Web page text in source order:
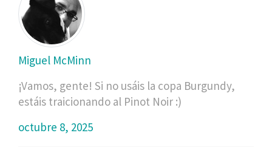
Miguel McMinn
¡Vamos, gente! Si no usáis la copa Burgundy,
estáis traicionando al Pinot Noir :)
octubre 8, 2025